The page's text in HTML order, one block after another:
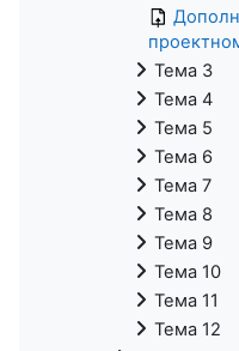
Тема 3
Тема 4
Тема 5
Тема 6
Тема 7
Тема 8
Тема 9
Тема 10
Тема 11
Тема 12